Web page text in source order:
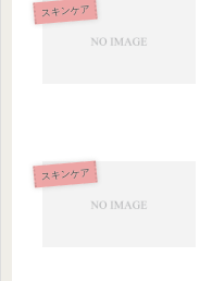
スキンケア
スキンケア